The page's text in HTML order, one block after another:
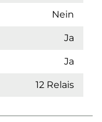
Nein
Ja
Ja
12 Relais